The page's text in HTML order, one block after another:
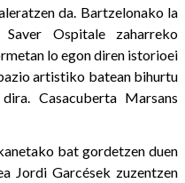
da. Bartzelonako la
Ospitale zaharreko
lo egon diren istorioei
artistiko batean bihurtu
Casacuberta Marsans
bat gordetzen duen
Jordi Garcések zuzentzen